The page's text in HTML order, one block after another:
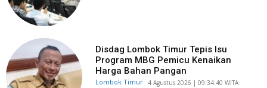
Disdag Lombok Timur Tepis Isu
Program MBG Pemicu Kenaikan
Harga Bahan Pangan
Lombok Timur ​4 Agustus 2026 | 09:34:40 WITA